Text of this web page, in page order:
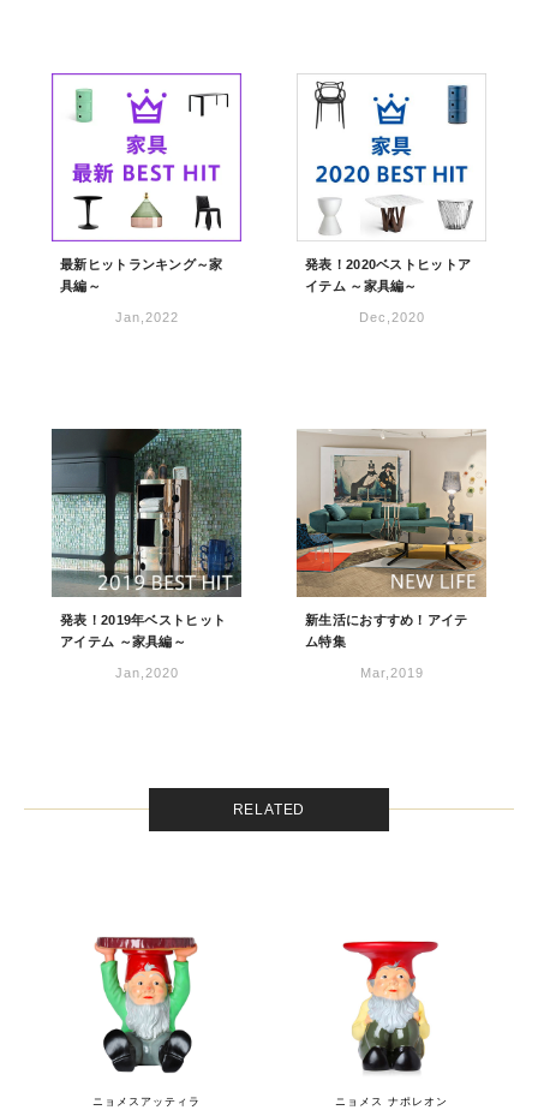
最新ヒットランキング～家
具編～
Jan,2022
発表！2020ベストヒットア
イテム ～家具編～
Dec,2020
発表！2019年ベストヒット
アイテム ～家具編～
Jan,2020
新生活におすすめ！アイテ
ム特集
Mar,2019
RELATED
ニョメスアッティラ
ニョメス ナポレオン